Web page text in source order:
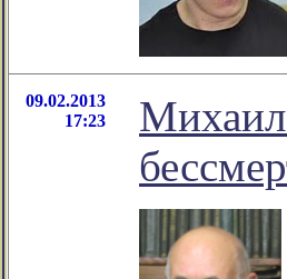
09.02.2013
17:23